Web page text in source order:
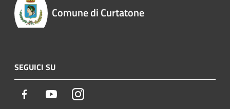
Comune di Curtatone
SEGUICI SU
Facebook YoutubeInstagram